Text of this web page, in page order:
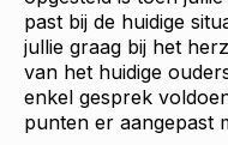
past bij de huidige
jullie graag bij het
van het huidige
enkel gesprek
punten er aangepast